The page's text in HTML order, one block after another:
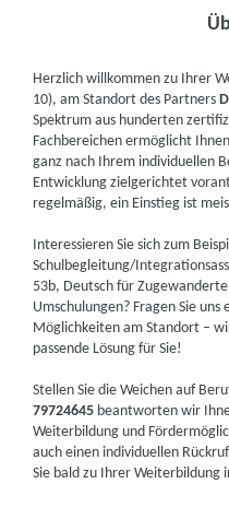
Herzlich willkommen zu Ihrer
10), am Standort des Partners
Spektrum aus hunderten
Fachbereichen ermöglicht
ganz nach Ihrem individuellen
Entwicklung zielgerichtet
regelmäßig, ein Einstieg ist
Interessieren Sie sich zum
Schulbegleitung/
53b, Deutsch für
Umschulungen? Fragen Sie
Möglichkeiten am Standort –
passende Lösung für Sie!
Stellen Sie die Weichen auf
79724645 beantworten wir
Weiterbildung und
auch einen individuellen
Sie bald zu Ihrer Weiterbildung